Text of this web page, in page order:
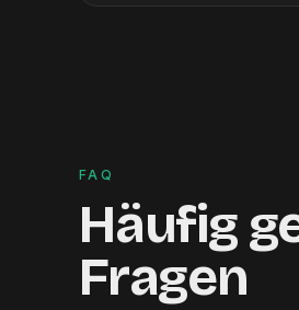
FAQ
Häufig
Fragen